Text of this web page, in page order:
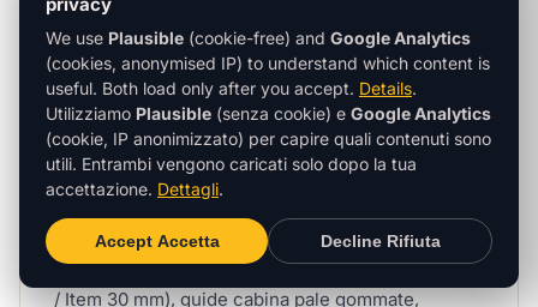
MATERIALE:
alluminio anodizzato ·
PESO:
220 g
FISSAGGI:
M6/M4 oppure 2× M10 ·
REGOLAZIONE:
±35° inclinazione + ±90° rotazione Staffa di
montaggio ad asse regolabile per il MID 360S.
Compatibile con profili industriali standard (Bosch
/ Item 30 mm), guide cabina pale gommate,
We use Plausible (cookie-free) and Google Analytics
(cookies, anonymised IP) to understand which content is
useful. Both load only after you accept. Details.
Utilizziamo Plausible (senza cookie) e Google Analytics
(cookie, IP anonimizzato) per capire quali contenuti sono
utili. Entrambi vengono caricati solo dopo la tua
accettazione. Dettagli.
Accept Accetta Decline Rifiuta